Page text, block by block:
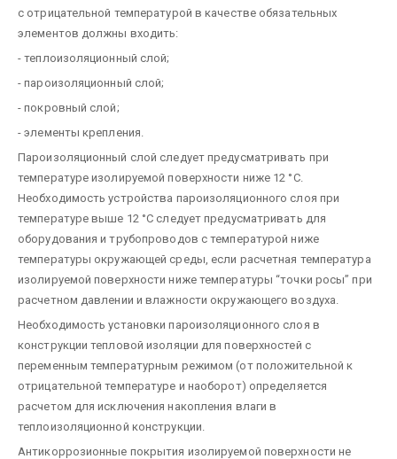
с отрицательной температурой в качестве обязательных
элементов должны входить:
- теплоизоляционный слой;
- пароизоляционный слой;
- покровный слой;
- элементы крепления.
Пароизоляционный слой следует предусматривать при
температуре изолируемой поверхности ниже 12 °С.
Необходимость устройства пароизоляционного слоя при
температуре выше 12 °С следует предусматривать для
оборудования и трубопроводов с температурой ниже
температуры окружающей среды, если расчетная температура
изолируемой поверхности ниже температуры “точки росы” при
расчетном давлении и влажности окружающего воздуха.
Необходимость установки пароизоляционного слоя в
конструкции тепловой изоляции для поверхностей с
переменным температурным режимом (от положительной к
отрицательной температуре и наоборот) определяется
расчетом для исключения накопления влаги в
теплоизоляционной конструкции.
Антикоррозионные покрытия изолируемой поверхности не